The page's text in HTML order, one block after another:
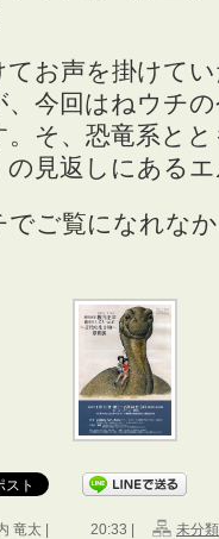
てお声を掛けて
、今回はねウチ
。そ、恐竜系と
の見返しにある
でご覧になれな
竜太 | 20:33 | 未分類